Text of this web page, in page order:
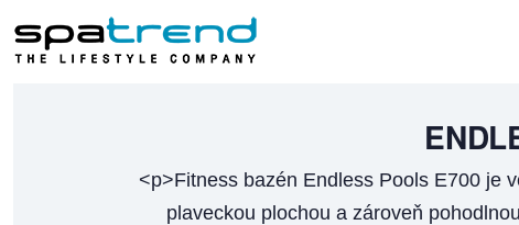
<p>Fitness bazén Endless Pools E700 je
plaveckou plochou a zároveň